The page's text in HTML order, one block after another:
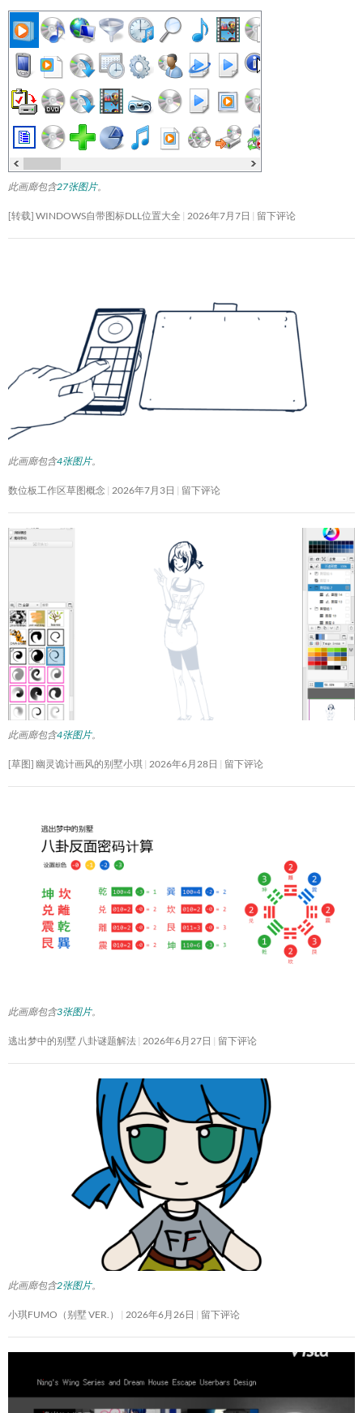
此画廊包含27张图片。
[转载] WINDOWS自带图标DLL位置大全 2026年7月7日 留下评论
此画廊包含4张图片。
数位板工作区草图概念 2026年7月3日 留下评论
此画廊包含4张图片。
[草图] 幽灵诡计画风的别墅小琪 2026年6月28日 留下评论
此画廊包含3张图片。
逃出梦中的别墅 八卦谜题解法 2026年6月27日 留下评论
此画廊包含2张图片。
小琪FUMO（别墅 VER.） 2026年6月26日 留下评论